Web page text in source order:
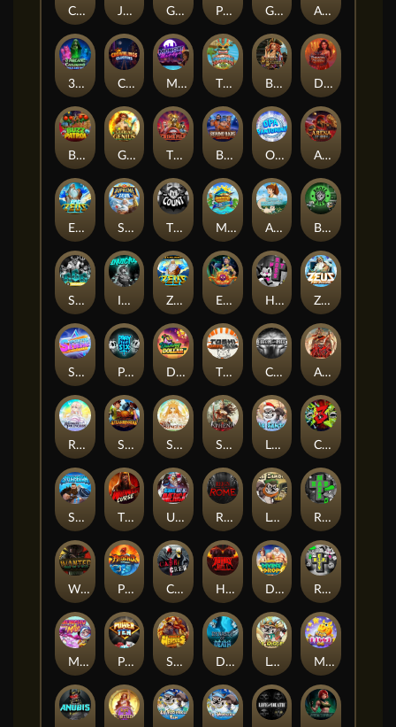
Crowned Corners Junkyard Kings 2 Ghostly Hallows Peek & Pounce Gobstopper Grind Avalanche
3 Arcane Cauldrons Crownlings Clusters Midnight Mirage Tikitopia BoosterBelt Bonnie's Buccaneers Demon Queen
Buzz Patrol Gearlab Genius The Crime File Behind Bars: Masterplan Opa Santorini! Arena of Iron
Epic Ze Zeus Supreme Zeus THE COUNT MARLIN MASTERS: THE BIG HAUL Aiko and the Wind Spirit Booze Bash
SixSixSix Invictus Ze Zeus Eye of Medusa Hot Ross Zeus Ze Zecond
Superstar Sevens PRAY FOR SIX Danny Dollar TOSHI WAYS CLUB CIRCLE OF LIFE ARMY OF ARES
RAINBOW PRINCESS STEAMRUNNERS SUN PRINCESS SPEAR OF ATHENA LE SANTA CHAOS CREW 3
STORMBORN THE WILDWOOD CURSE Ultimate Slot of America Reign of Rome Le Bandit Rad Maxx
Wanted Dead or a Wild Phoenix Cash Crew Hounds Of Hell Divine Drop RIP City
Munchy Milo Power of 10 Strength Of Hercules Dynasty of Death Le Digger Magic Piggy OG